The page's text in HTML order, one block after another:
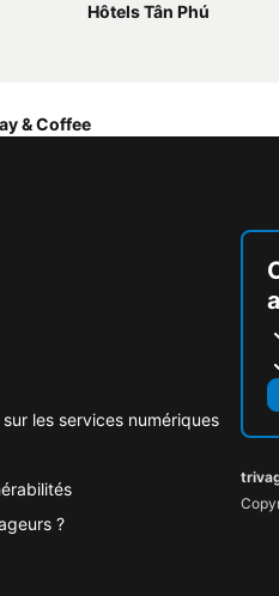
Hôtels Tân Phú
& Coffee
les services numériques
?